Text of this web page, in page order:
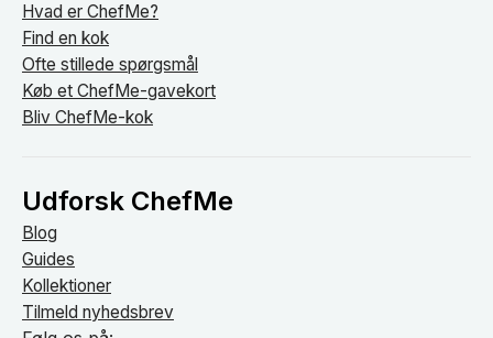
Hvad er ChefMe?
Find en kok
Ofte stillede spørgsmål
Køb et ChefMe-gavekort
Bliv ChefMe-kok
Udforsk ChefMe
Blog
Guides
Kollektioner
Tilmeld nyhedsbrev